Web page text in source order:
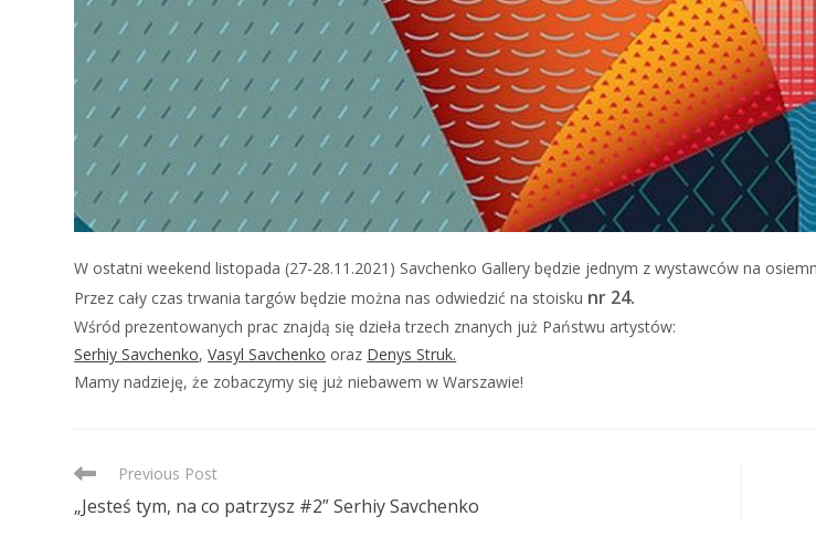
W ostatni weekend listopada (27-28.11.2021) Savchenko Gallery będzie jednym z wystawców na
Przez cały czas trwania targów będzie można nas odwiedzić na stoisku nr 24.
Wśród prezentowanych prac znajdą się dzieła trzech znanych już Państwu artystów:
Serhiy Savchenko,Vasyl Savchenko oraz Denys Struk.
Mamy nadzieję, że zobaczymy się już niebawem w Warszawie!
READ
ARTICLES
Previous Post
„Jesteś tym, na co patrzysz #2” Serhiy Savchenko